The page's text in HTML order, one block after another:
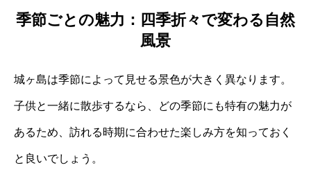
季節ごとの魅力：四季折々で変わる自然
風景
城ヶ島は季節によって見せる景色が大きく異なります。
子供と一緒に散歩するなら、どの季節にも特有の魅力が
あるため、訪れる時期に合わせた楽しみ方を知っておく
と良いでしょう。